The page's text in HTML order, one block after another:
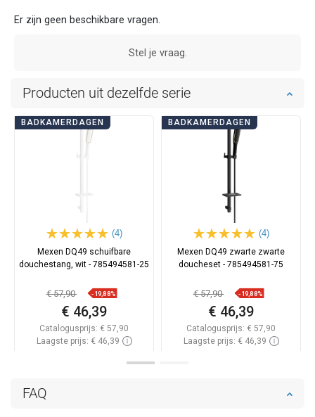
FAQ
Er zijn geen beschikbare vragen.
Stel je vraag.
Producten uit dezelfde serie
BADKAMERDAGEN
(4)
Mexen DQ49 schuifbare
douchestang, wit - 785494581-25
€ 57,90 -19,88%
€ 46,39
Catalogusprijs: € 57,90
Laagste prijs: € 46,39
BADKAMERDAGEN
(4)
Mexen DQ49 zwarte zwarte
doucheset - 785494581-75
€ 57,90 -19,88%
€ 46,39
Catalogusprijs: € 57,90
Laagste prijs: € 46,39